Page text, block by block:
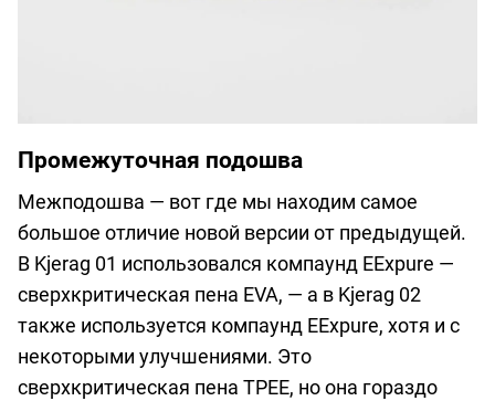
Промежуточная подошва
Межподошва — вот где мы находим самое
большое отличие новой версии от предыдущей.
В Kjerag 01 использовался компаунд EExpure —
сверхкритическая пена EVA, — а в Kjerag 02
также используется компаунд EExpure, хотя и с
некоторыми улучшениями. Это
сверхкритическая пена TPEE, но она гораздо